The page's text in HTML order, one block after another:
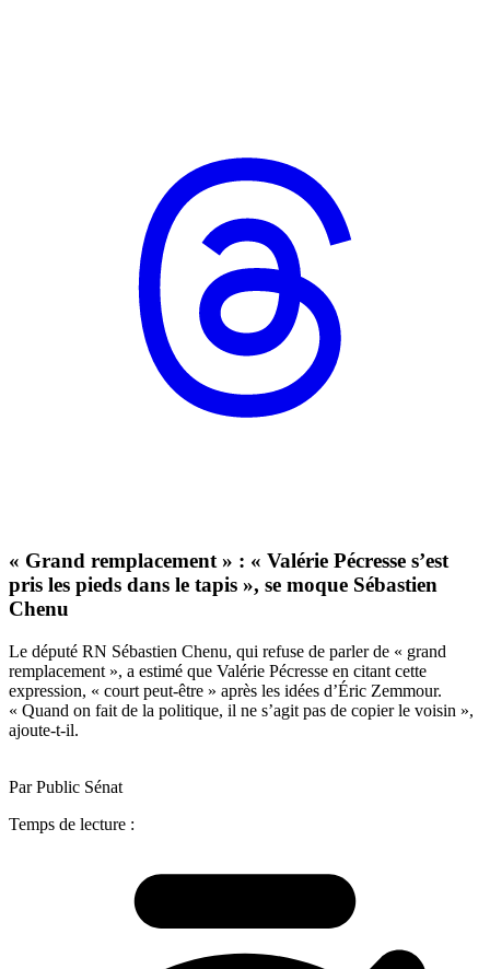
« Grand remplacement » : « Valérie Pécresse s’est
pris les pieds dans le tapis », se moque Sébastien
Chenu
Le député RN Sébastien Chenu, qui refuse de parler de « grand
remplacement », a estimé que Valérie Pécresse en citant cette
expression, « court peut-être » après les idées d’Éric Zemmour.
« Quand on fait de la politique, il ne s’agit pas de copier le voisin »,
ajoute-t-il.
Par Public Sénat
Temps de lecture :